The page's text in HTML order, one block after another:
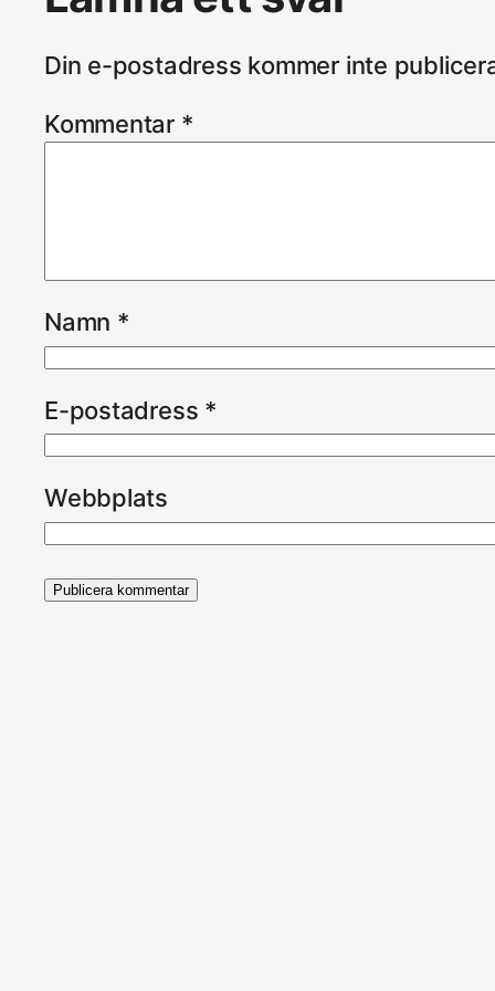
Din e-postadress kommer inte
Kommentar *
Namn *
E-postadress *
Webbplats